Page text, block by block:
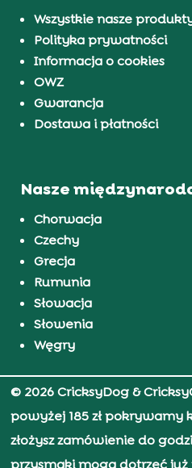
Wszystkie nasze
Polityka prywatności
Informacja o cookies
OWZ
Gwarancja
Dostawa i płatności
Nasze
Chorwacja
Czechy
Grecja
Rumunia
Słowacja
Słowenia
Węgry
© 2026 CricksyDog &
powyżej 185 zł pokrywamy
złożysz zamówienie do
przysmaki mogą dotrzeć